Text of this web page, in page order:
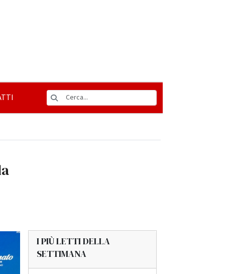
I PIÙ LETTI DELLA
SETTIMANA